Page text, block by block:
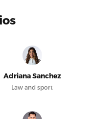
Adriana Sanchez
Law and sport